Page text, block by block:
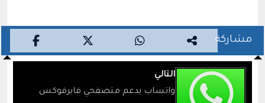
مشاركة
التالي
واتساب يدعم متصفحي فايرفوكس